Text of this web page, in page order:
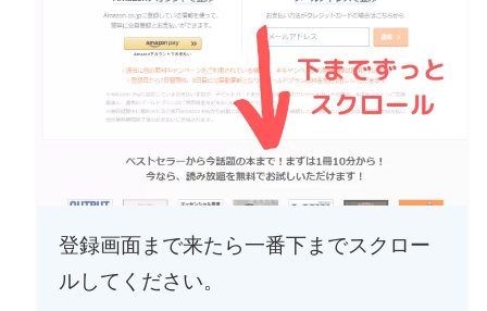
登録画面まで来たら一番下までスクロー
ルしてください。